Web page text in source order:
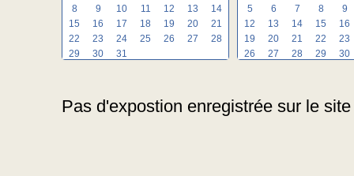
8
9 10 11 12 13
14
15
16 17 18 19 20
21
22
23 24 25 26 27
28
29
30 31
5
6 7 8
9
12
13 14 15
16
19
20 21 22
23
26
27 28 29 30
Pas d'expostion enregistrée sur le